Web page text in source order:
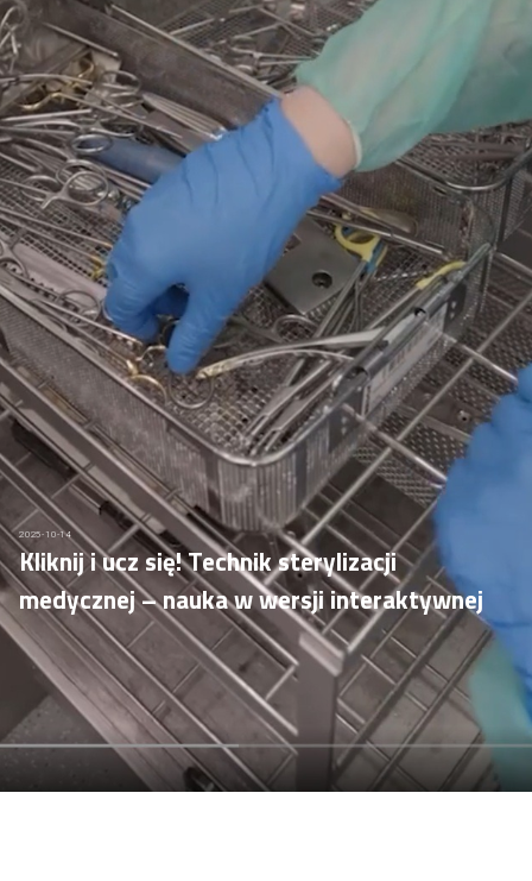
2025-10-14
Kliknij i ucz się! Technik sterylizacji
medycznej – nauka w wersji interaktywnej